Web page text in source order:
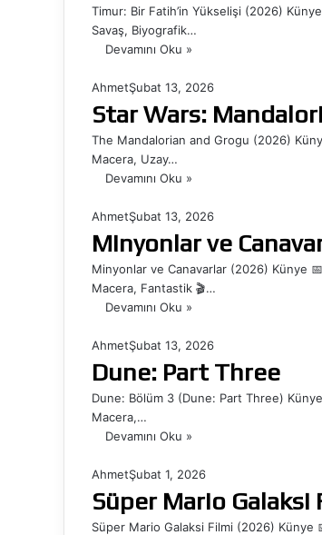
Timur: Bir Fatih’in Yükselişi (2026)
Savaş, Biyografik…
Devamını Oku »
AhmetŞubat 13, 2026
Star Wars:
The Mandalorian and Grogu (2026)
Macera, Uzay…
Devamını Oku »
AhmetŞubat 13, 2026
Minyonlar ve
Minyonlar ve Canavarlar (2026) Künye
Macera, Fantastik 🎬…
Devamını Oku »
AhmetŞubat 13, 2026
Dune: Part Three
Dune: Bölüm 3 (Dune: Part Three)
Macera,…
Devamını Oku »
AhmetŞubat 1, 2026
Süper Mario Galaksi
Süper Mario Galaksi Filmi (2026) Künye